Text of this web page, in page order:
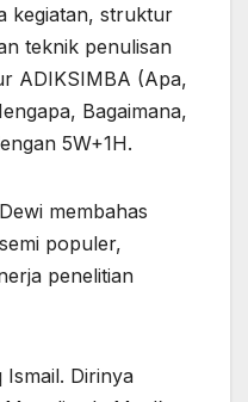
kegiatan, struktur
teknik penulisan
ADIKSIMBA (Apa,
Bagaimana,
5W+1H.
membahas
populer,
penelitian
Dirinya